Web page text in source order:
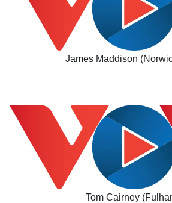
James Maddison
Tom Cairney